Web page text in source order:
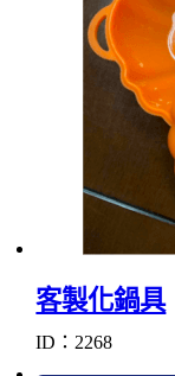
客製化鍋具
ID：2268